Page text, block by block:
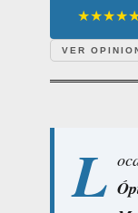
VER
L